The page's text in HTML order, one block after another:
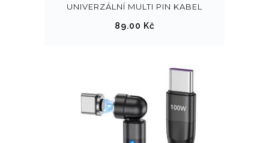
UNIVERZÁLNÍ MULTI PIN KABEL
89.00 Kč